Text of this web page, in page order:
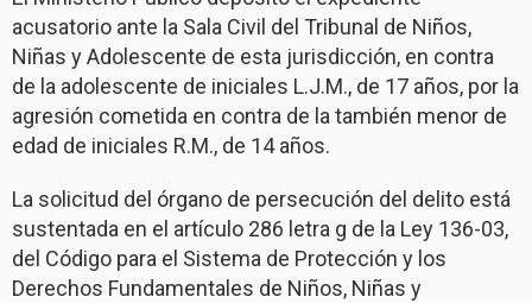
acusatorio ante la Sala Civil del Tribunal de Niños,
Niñas y Adolescente de esta jurisdicción, en contra
de la adolescente de iniciales L.J.M., de 17 años, por la
agresión cometida en contra de la también menor de
edad de iniciales R.M., de 14 años.
La solicitud del órgano de persecución del delito está
sustentada en el artículo 286 letra g de la Ley 136-03,
del Código para el Sistema de Protección y los
Derechos Fundamentales de Niños, Niñas y